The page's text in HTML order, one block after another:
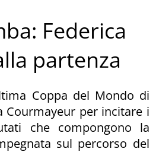
Federica
partenza
Coppa del Mondo di
Courmayeur per incitare i
che compongono la
sul percorso del